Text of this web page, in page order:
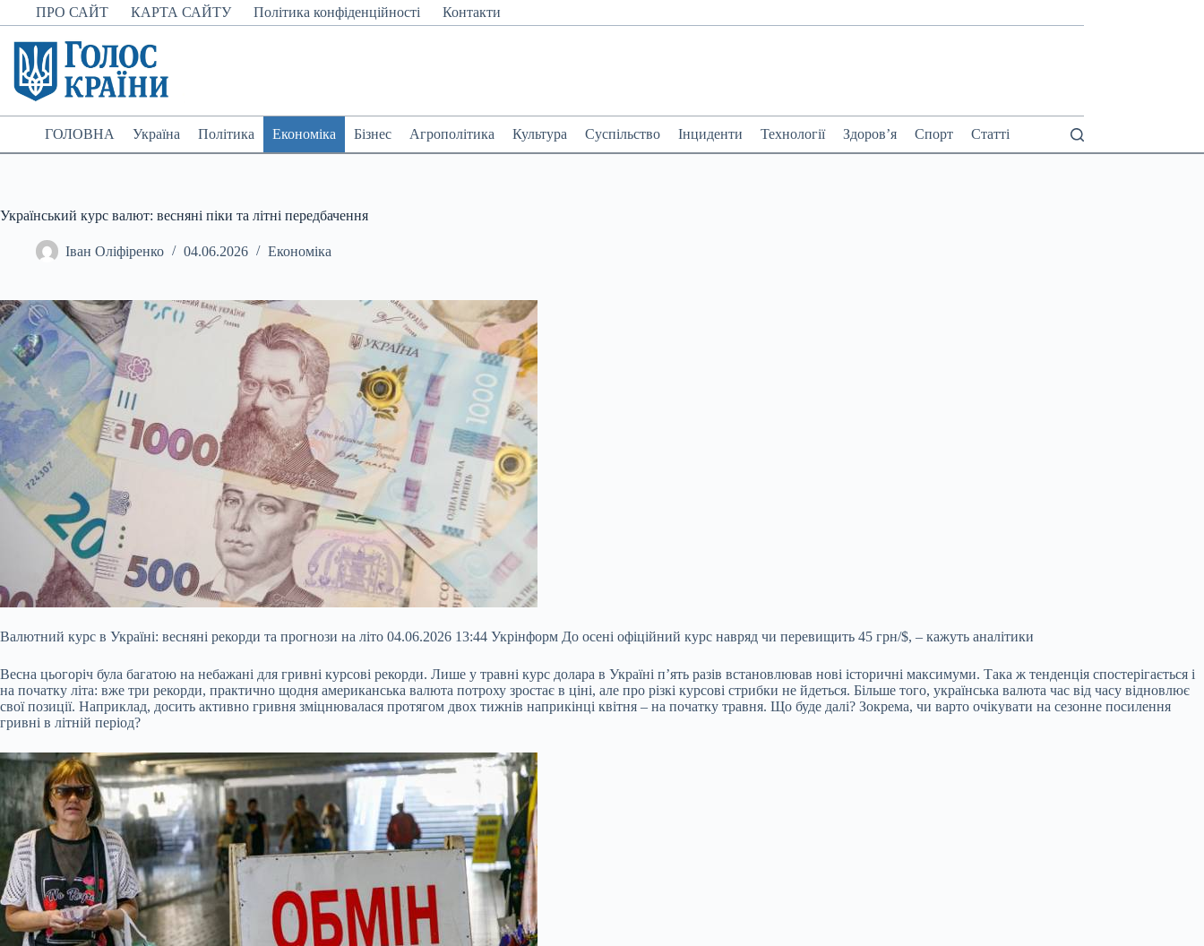
Перейти
до
вмісту
ПРО САЙТ КАРТА САЙТУ Політика конфіденційності Контакти
ГОЛОВНА Україна Політика Економіка Бізнес Агрополітика Культура Суспільство Інциденти Технології Здоров’я Спорт Статті
Український курс валют: весняні піки та літні передбачення
Іван Оліфіренко 04.06.2026 Економіка
Валютний курс в Україні: весняні рекорди та прогнози на літо 04.06.2026 13:44 Укрінформ До осені офіційний курс навряд чи перевищить 45 грн/$, – кажуть аналітики
Весна цьогоріч була багатою на небажані для гривні курсові рекорди. Лише у травні курс долара в Україні п’ять разів встановлював нові історичні максимуми. Така ж тенденція спостерігається і
на початку літа: вже три рекорди, практично щодня американська валюта потроху зростає в ціні, але про різкі курсові стрибки не йдеться. Більше того, українська валюта час від часу відновлює
свої позиції. Наприклад, досить активно гривня зміцнювалася протягом двох тижнів наприкінці квітня – на початку травня. Що буде далі? Зокрема, чи варто очікувати на сезонне посилення
гривні в літній період?